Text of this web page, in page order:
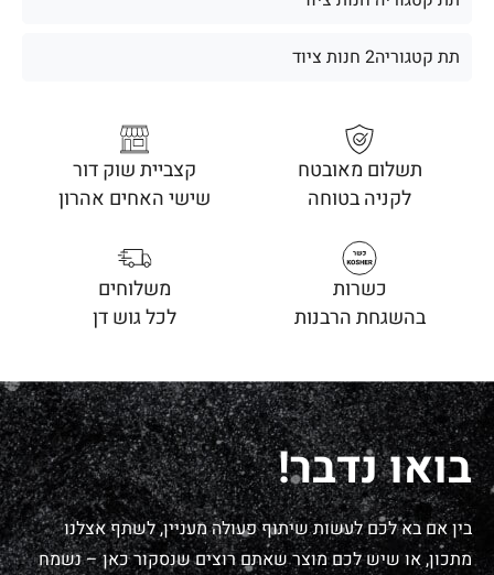
תת קטגוריה2 חנות ציוד
תשלום מאובטח
לקניה בטוחה
קצביית שוק דור
שישי האחים אהרון
כשרות
בהשגחת הרבנות
משלוחים
לכל גוש דן
בואו נדבר!
בין אם בא לכם לעשות שיתוף פעולה מעניין, לשתף אצלנו
מתכון, או שיש לכם מוצר שאתם רוצים שנסקור כאן – נשמח